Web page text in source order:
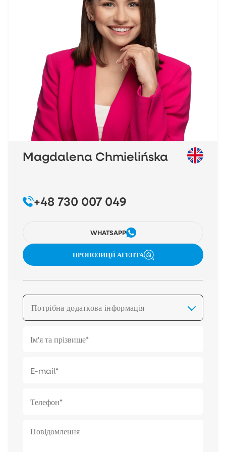
wielofunkcyjności jej przeznaczenia. To idealna
propozycja dla wymagającego inwestora.
Zapraszam serdecznie do kontaktu!
Magdalena Chmielińska
+48 730 007 049
WHATSAPP
ПРОПОЗИЦІЇ АГЕНТА
Потрібна додаткова інформація